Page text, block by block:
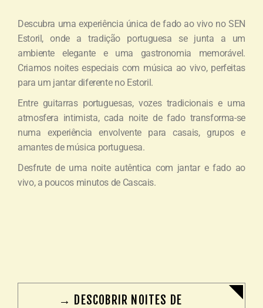
Descubra uma experiência única de fado ao vivo no SEN
Estoril, onde a tradição portuguesa se junta a um
ambiente elegante e uma gastronomia memorável.
Criamos noites especiais com música ao vivo, perfeitas
para um jantar diferente no Estoril.
Entre guitarras portuguesas, vozes tradicionais e uma
atmosfera intimista, cada noite de fado transforma-se
numa experiência envolvente para casais, grupos e
amantes de música portuguesa.
Desfrute de uma noite autêntica com jantar e fado ao
vivo, a poucos minutos de Cascais.
→ DESCOBRIR NOITES DE